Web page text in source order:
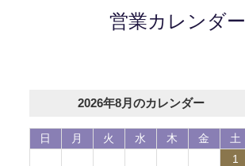
営業カレンダー
2026年8月のカレンダー
日 月 火 水 木 金
土
1